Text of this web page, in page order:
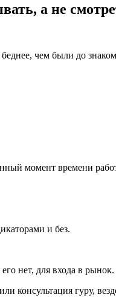
а не
чем были до
момент времени
и без.
нет, для входа в рынок.
консультация гуру,